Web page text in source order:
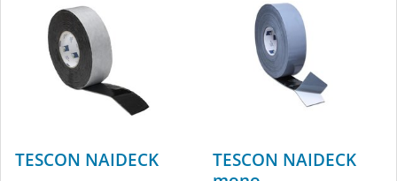
TESCON NAIDECK
TESCON NAIDECK